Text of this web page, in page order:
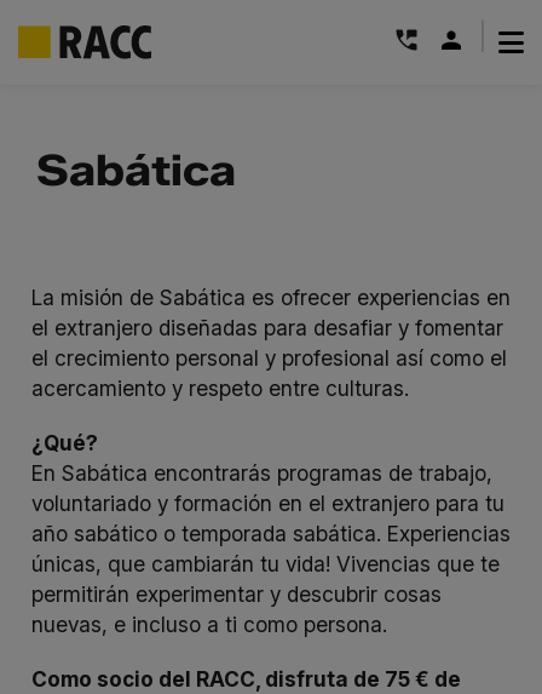
contenido
Sabática
La misión de Sabática es ofrecer experiencias en
el extranjero diseñadas para desafiar y fomentar
el crecimiento personal y profesional así como el
acercamiento y respeto entre culturas.
¿Qué?
En Sabática encontrarás programas de trabajo,
voluntariado y formación en el extranjero para tu
año sabático o temporada sabática. Experiencias
únicas, que cambiarán tu vida! Vivencias que te
permitirán experimentar y descubrir cosas
nuevas, e incluso a ti como persona.
Como socio del RACC, disfruta de 75 € de